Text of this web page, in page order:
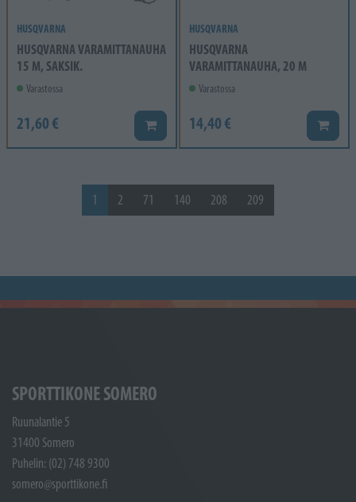
HUSQVARNA
HUSQVARNA VARAMITTANAUHA
15 M, SAKSIK.
Varastossa
21,60 € Lisää koriin
HUSQVARNA
HUSQVARNA
VARAMITTANAUHA, 20 M
Varastossa
14,40 € Lisää
1 2 71 140 208 209
SPORTTIKONE SOMERO
Ruunalantie 5
31400 Somero
Puhelin: (02) 748 9300
somero@sporttikone.fi